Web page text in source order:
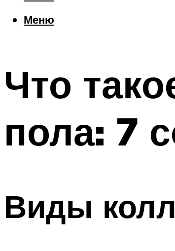
Меню
Что
пола: 7
Виды